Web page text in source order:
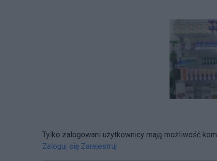
Tylko zalogowani użytkownicy mają możliwość
Zaloguj się Zarejestruj